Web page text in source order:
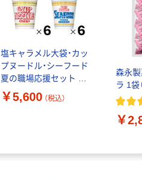
塩キャラメル大袋・カッ
プヌードル・シーフード
夏の職場応援セット ま
とめ買い向け
￥5,600 （税込）
森永
ラ 1
￥